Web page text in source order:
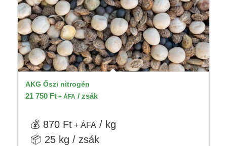
AKG Őszi nitrogén
21 750 Ft+ ÁFA / zsák
💰 870 Ft+ ÁFA / kg
📦 25 kg / zsák